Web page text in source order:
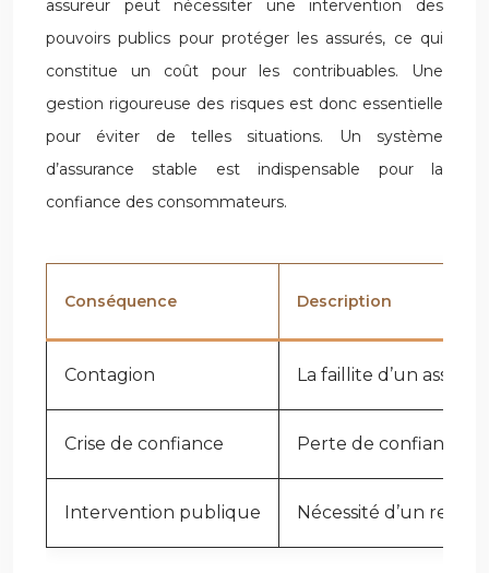
assureur peut nécessiter une intervention des
pouvoirs publics pour protéger les assurés, ce qui
constitue un coût pour les contribuables. Une
gestion rigoureuse des risques est donc essentielle
pour éviter de telles situations. Un système
d’assurance stable est indispensable pour la
confiance des consommateurs.
Conséquence Description
Contagion La faillite d’un
Crise de confiance Perte de confiance
Intervention publique Nécessité d’un